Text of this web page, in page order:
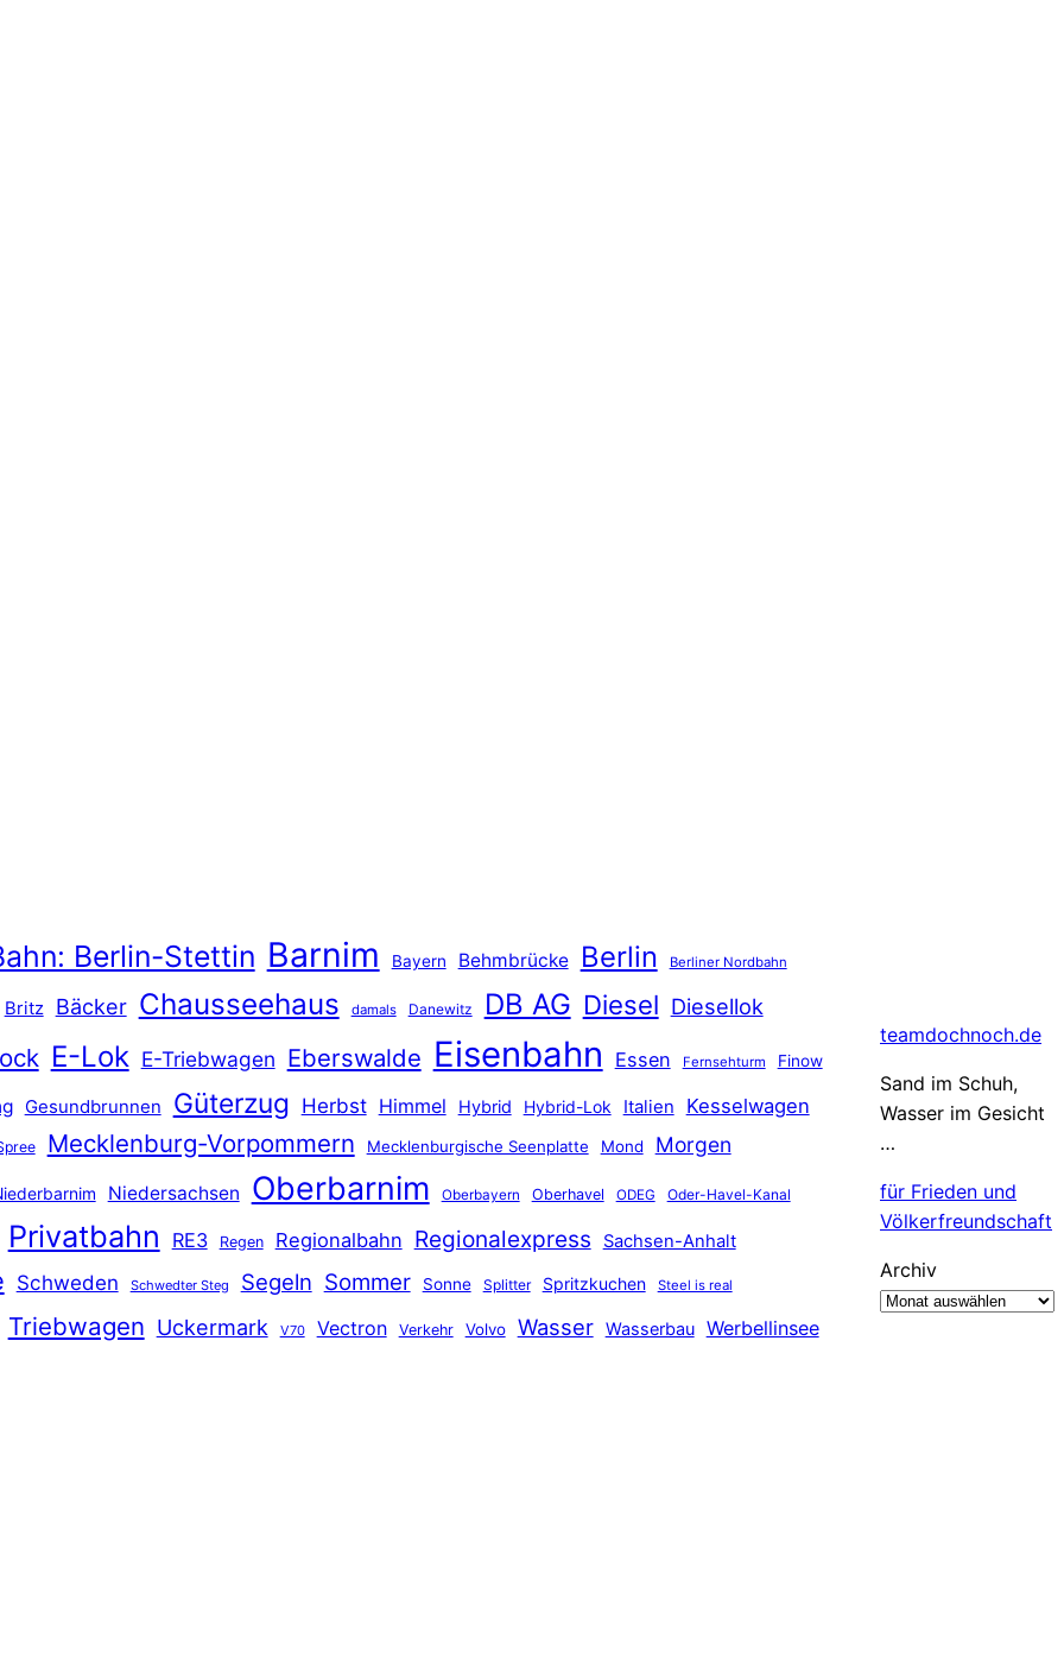
Berlin-Stettin Barnim Bayern Behmbrücke Berlin Berliner Nordbahn
Britz Bäcker Chausseehaus damals Danewitz DB AG Diesel Diesellok
E-Lok E-Triebwagen Eberswalde Eisenbahn Essen Fernsehturm Finow
Gesundbrunnen Güterzug Herbst Himmel Hybrid Hybrid-Lok Italien Kesselwagen
Mecklenburg-Vorpommern Mecklenburgische Seenplatte Mond Morgen
Niedersachsen Oberbarnim Oberbayern Oberhavel ODEG Oder-Havel-Kanal
Privatbahn RE3 Regen Regionalbahn Regionalexpress Sachsen-Anhalt
Schweden Schwedter Steg Segeln Sommer Sonne Splitter Spritzkuchen Steel is real
Triebwagen Uckermark V70 Vectron Verkehr Volvo Wasser Wasserbau Werbellinsee
teamdochnoch.de
Sand im Schuh,
Wasser im Gesicht
…
für Frieden und
Völkerfreundschaft
Archiv